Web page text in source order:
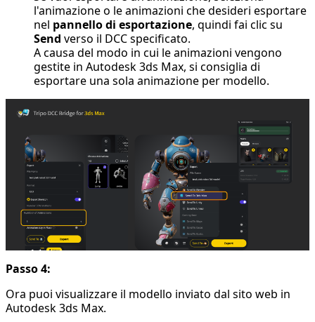
l'animazione o le animazioni che desideri esportare
nel pannello di esportazione, quindi fai clic su
Send verso il DCC specificato.
A causa del modo in cui le animazioni vengono
gestite in Autodesk 3ds Max, si consiglia di
esportare una sola animazione per modello.
Passo 4:
Ora puoi visualizzare il modello inviato dal sito web in
Autodesk 3ds Max.